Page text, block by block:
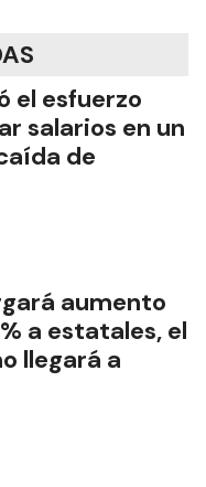
el esfuerzo
salarios en un
de
aumento
a estatales, el
llegará a